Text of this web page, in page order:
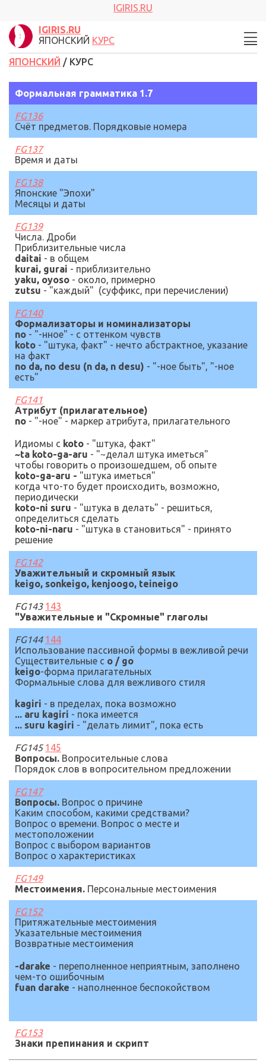
IGIRIS.RU
IGIRIS.RU
ЯПОНСКИЙ КУРС
ЯПОНСКИЙ / КУРС
Формальная грамматика 1.7
FG136
Счёт предметов. Порядковые номера
FG137
Время и даты
FG138
Японские "Эпохи"
Месяцы и даты
FG139
Числа. Дроби
Приблизительные числа
daitai - в общем
kurai, gurai - приблизительно
yaku, oyoso - около, примерно
zutsu - "каждый" (суффикс, при перечислении)
FG140
Формализаторы и номинализаторы
no - "-нное" - с оттенком чувств
koto - "штука, факт" - нечто абстрактное, указание
на факт
no da, no desu (n da, n desu) - "-ное быть", "-ное
есть"
FG141
Атрибут (прилагательное)
no - "-ное" - маркер атрибута, прилагательного
Идиомы с koto - "штука, факт"
~ta koto-ga-aru - "~делал штука иметься"
чтобы говорить о произошедшем, об опыте
koto-ga-aru - "штука иметься"
когда что-то будет происходить, возможно,
периодически
koto-ni suru - "штука в делать" - решиться,
определиться сделать
koto-ni-naru - "штука в становиться" - принято
решение
FG142
Уважительный и скромный язык
keigo, sonkeigo, kenjoogo, teineigo
FG143 143
"Уважительные и "Скромные" глаголы
FG144 144
Использование пассивной формы в вежливой речи
Существительные с o / go
keigo-форма прилагательных
Формальные слова для вежливого стиля
kagiri - в пределах, пока возможно
... aru kagiri - пока имеется
... suru kagiri - "делать лимит", пока есть
FG145 145
Вопросы. Вопросительные слова
Порядок слов в вопросительном предложении
FG147
Вопросы. Вопрос о причине
Каким способом, какими средствами?
Вопрос о времени. Вопрос о месте и
местоположении
Вопрос с выбором вариантов
Вопрос о характеристиках
FG149
Местоимения. Персональные местоимения
FG152
Притяжательные местоимения
Указательные местоимения
Возвратные местоимения
-darake - переполненное неприятным, заполнено
чем-то ошибочным
fuan darake - наполненное беспокойством
FG153
Знаки препинания и скрипт